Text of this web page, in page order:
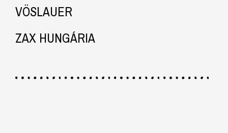
VÖSLAUER
ZAX HUNGÁRIA